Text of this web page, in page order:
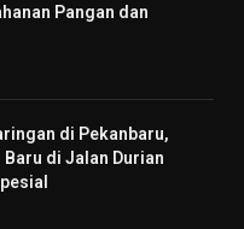
Pangan dan
di Pekanbaru,
di Jalan Durian